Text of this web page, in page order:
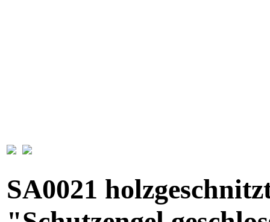
SA0021